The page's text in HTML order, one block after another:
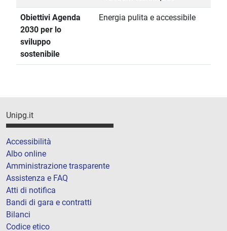
Obiettivi Agenda
2030 per lo
sviluppo
sostenibile
Energia pulita e accessibile
Unipg.it
Accessibilità
Albo online
Amministrazione trasparente
Assistenza e FAQ
Atti di notifica
Bandi di gara e contratti
Bilanci
Codice etico